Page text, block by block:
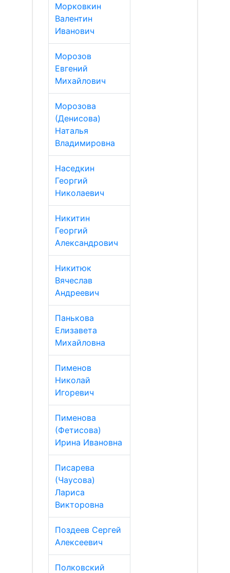
Морковкин
Валентин
Иванович
Морозов
Евгений
Михайлович
Морозова
(Денисова)
Наталья
Владимировна
Наседкин
Георгий
Николаевич
Никитин
Георгий
Александрович
Никитюк
Вячеслав
Андреевич
Панькова
Елизавета
Михайловна
Пименов
Николай
Игоревич
Пименова
(Фетисова)
Ирина Ивановна
Писарева
(Чаусова)
Лариса
Викторовна
Поздеев Сергей
Алексеевич
Полковский